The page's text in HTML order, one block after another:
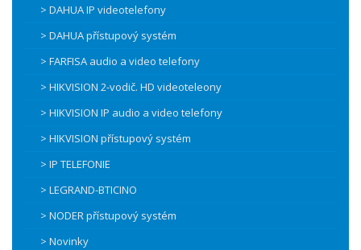
> DAHUA IP videotelefony
> DAHUA přístupový systém
> FARFISA audio a video telefony
> HIKVISION 2-vodič. HD videoteleony
> HIKVISION IP audio a video telefony
> HIKVISION přístupový systém
> IP TELEFONIE
> LEGRAND-BTICINO
> NODER přístupový systém
> Novinky